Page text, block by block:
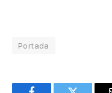
Portada